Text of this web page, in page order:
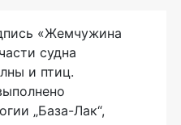
«Жемчужина
судна
и птиц.
„База-Лак“,